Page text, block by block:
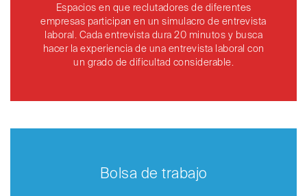
Espacios en que reclutadores de diferentes
empresas participan en un simulacro de entrevista
laboral. Cada entrevista dura 20 minutos y busca
hacer la experiencia de una entrevista laboral con
un grado de dificultad considerable.
Bolsa de trabajo